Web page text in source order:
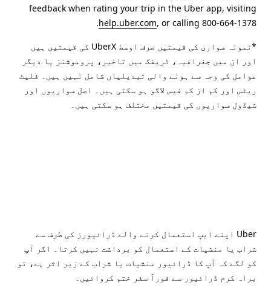
feedback when rating your trip in the Uber app, visiting
help.uber.com, or calling 800-664-1378.
*نمونہ سواری کی قیمتیں صرف اوسط UberX کی قیمتیں ہیں
اور ان میں جغرافیہ، ٹریفک میں تاخیر، پروموشنز یا دیگر
عوامل کی وجہ سے ہونے والی تبدیلیاں شامل نہیں ہیں۔ فلیٹ
ریٹس اور کم از کم فیس لاگو ہو سکتی ہیں۔ اصل سواریوں اور
شیڈول سواریوں کی قیمتیں مختلف ہو سکتی ہیں۔
Uber اپنے ایپ استعمال کرنے والے ڈرائیورز کی طرف سے
شراب یا منشیات کے استعمال کو برداشت نہیں کرتا۔ اگر آپ
کو لگے کہ آپ کا ڈرائیور منشیات یا شراب کے زیر اثر ہے، تو
براہ کرم ڈرائیور سے فوراً سفر ختم کروائیں۔